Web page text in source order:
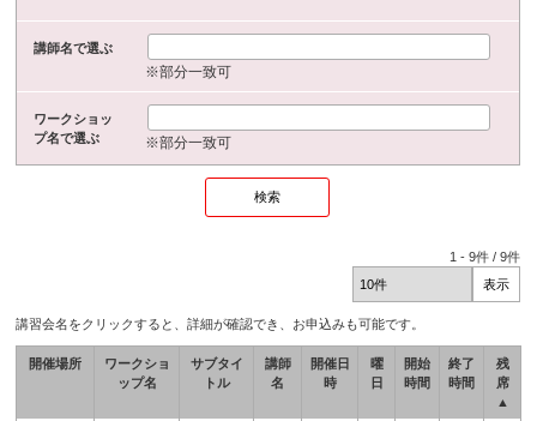
講師名で選ぶ
※部分一致可
ワークショッ
プ名で選ぶ
※部分一致可
1 -9件 /9件
講習会名をクリックすると、詳細が確認でき、お申込みも可能です。
開催場所
ワークショ
ップ名
サブタイ
トル
講師
名
開催日
時
曜
日
開始
時間
終了
時間
残
席
▲